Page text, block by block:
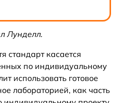
Лунделл.
стандарт касается
по индивидуальному
использовать готовое
лабораторией, как часть